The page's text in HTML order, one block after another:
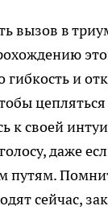
вызов в
гибкость и
к своей
даже
путям.
сейчас,